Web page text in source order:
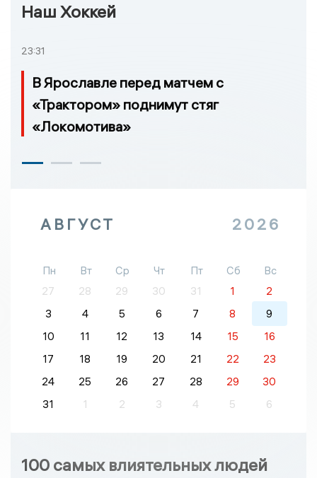
Наш Хоккей
23:31
В Ярославле перед матчем с
«Трактором» поднимут стяг
«Локомотива»
АВГУСТ 2026
Пн Вт Ср Чт Пт Сб
Вс
27
28 29 30 31 1
2
3
4 5 6 7 8
9
10
11 12 13 14 15
16
17
18 19 20 21 22
23
24
25 26 27 28 29
30
31
1 2 3 4 5 6
100 самых влиятельных людей